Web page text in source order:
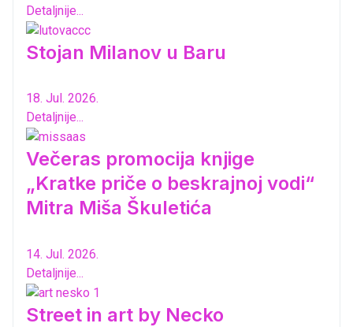
Detaljnije...
Stojan Milanov u Baru
18. Jul. 2026.
Detaljnije...
Večeras promocija knjige
„Kratke priče o beskrajnoj vodi“
Mitra Miša Škuletića
14. Jul. 2026.
Detaljnije...
Street in art by Necko